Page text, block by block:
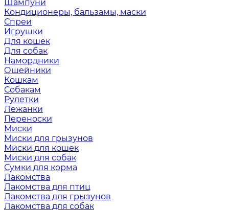
Шампуни
Кондиционеры, бальзамы, маски
Спреи
Игрушки
Для кошек
Для собак
Намордники
Ошейники
Кошкам
Собакам
Рулетки
Лежанки
Переноски
Миски
Миски для грызунов
Миски для кошек
Миски для собак
Сумки для корма
Лакомства
Лакомства для птиц
Лакомства для грызунов
Лакомства для собак